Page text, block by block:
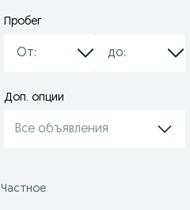
Пробег
Доп. опции
Все объявления
Частное